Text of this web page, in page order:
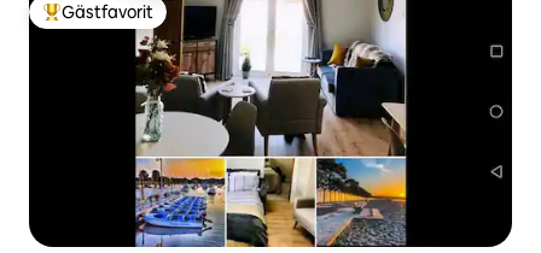
Populär gästfavorit
Gästfavorit